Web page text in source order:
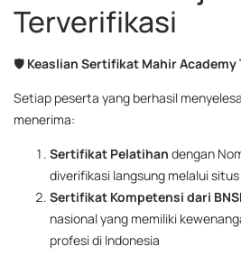
Terverifikasi
🛡️ Keaslian Sertifikat Mahir Academy
Setiap peserta yang berhasil
menerima:
Sertifikat Pelatihan dengan
diverifikasi langsung melalui
Sertifikat Kompetensi dari
nasional yang memiliki
profesi di Indonesia